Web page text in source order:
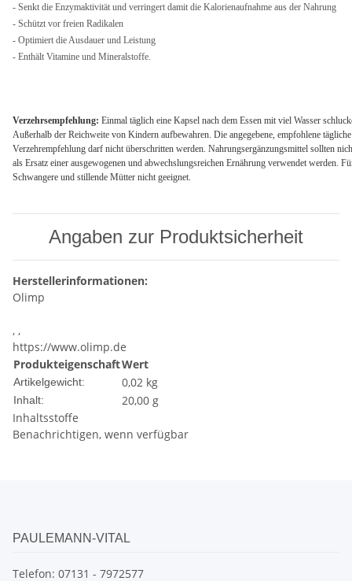
- Senkt die Enzymaktivität und verringert damit die Kalorienaufnahme aus der Nahrung
- Schützt vor freien Radikalen
- Optimiert die Ausdauer und Leistung
- Enthält Vitamine und Mineralstoffe.
Verzehrsempfehlung: Einmal täglich eine Kapsel nach dem Essen mit viel Wasser
Außerhalb der Reichweite von Kindern aufbewahren. Die angegebene, empfohlene tägliche
Verzehrempfehlung darf nicht überschritten werden. Nahrungsergänzungsmittel sollten
als Ersatz einer ausgewogenen und abwechslungsreichen Ernährung verwendet werden.
Schwangere und stillende Mütter nicht geeignet.
Angaben zur Produktsicherheit
Herstellerinformationen:
Olimp
, ,
https://www.olimp.de
ProdukteigenschaftWert
Artikelgewicht: 0,02 kg
Inhalt:
20,00 g
Inhaltsstoffe
Benachrichtigen, wenn verfügbar
PAULEMANN-VITAL
Telefon: 07131 - 7972577